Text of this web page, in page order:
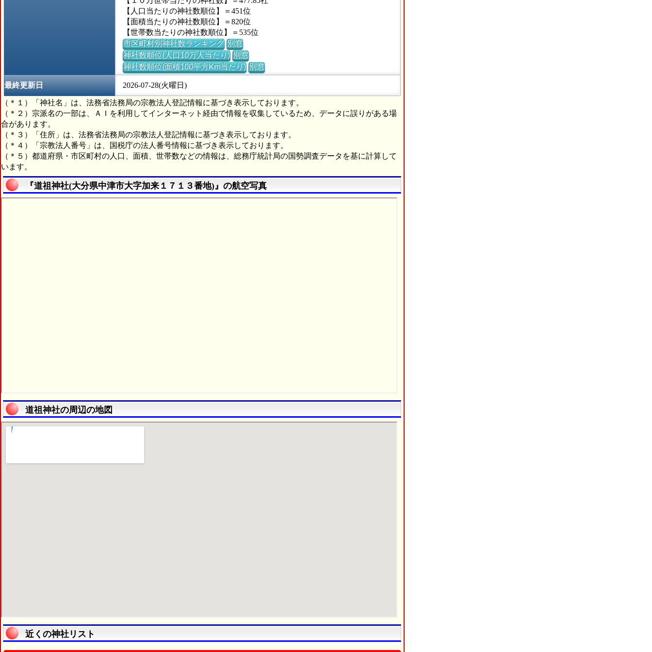
【人口当たりの神社数順位】＝451位
【面積当たりの神社数順位】＝820位
【世帯数当たりの神社数順位】＝535位
市区町村別神社数ランキング 別窓
神社数順位(人口10万人当たり) 別窓
神社数順位(面積100平方Km当たり) 別窓
最終更新日 2026-07-28(火曜日)
（＊１）「神社名」は、法務省法務局の宗教法人登記情報に基づき表示しております。
（＊２）宗派名の一部は、ＡＩを利用してインターネット経由で情報を収集しているため、データに誤りがある場
合があります。
（＊３）「住所」は、法務省法務局の宗教法人登記情報に基づき表示しております。
（＊４）「宗教法人番号」は、国税庁の法人番号情報に基づき表示しております。
（＊５）都道府県・市区町村の人口、面積、世帯数などの情報は、総務庁統計局の国勢調査データを基に計算して
います。
『道祖神社(大分県中津市大字加来１７１３番地)』の航空写真
道祖神社の周辺の地図
近くの神社リスト